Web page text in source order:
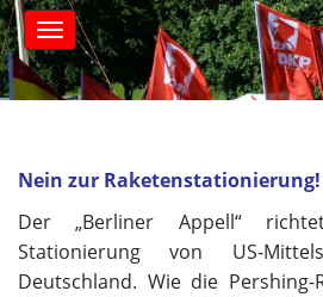
M
a
i
n
u
S
k
i
p
o
n
t
e
Nein zur Raketenstationierung!
Der „Berliner Appell“
Stationierung von US-
Deutschland. Wie die